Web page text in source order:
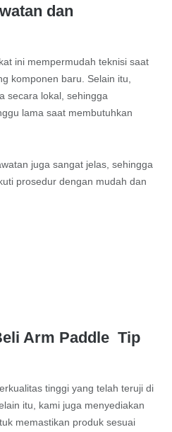
dan
ini mempermudah teknisi saat
komponen baru. Selain itu,
secara lokal, sehingga
lama saat membutuhkan
juga sangat jelas, sehingga
prosedur dengan mudah dan
Arm Paddle Tip
tinggi yang telah teruji di
itu, kami juga menyediakan
memastikan produk sesuai